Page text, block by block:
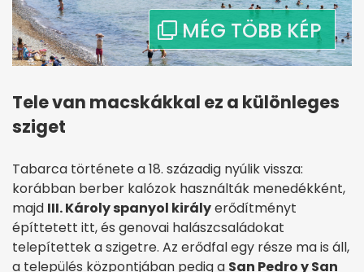
Tele van macskákkal ez a különleges
sziget
Tabarca története a 18. századig nyúlik vissza:
korábban berber kalózok használták menedékként,
majd III. Károly spanyol királyerődítményt
építtetett itt, és genovai halászcsaládokat
telepítettek a szigetre. Az erődfal egy része ma is áll,
a település központjában pedig a San Pedro y San